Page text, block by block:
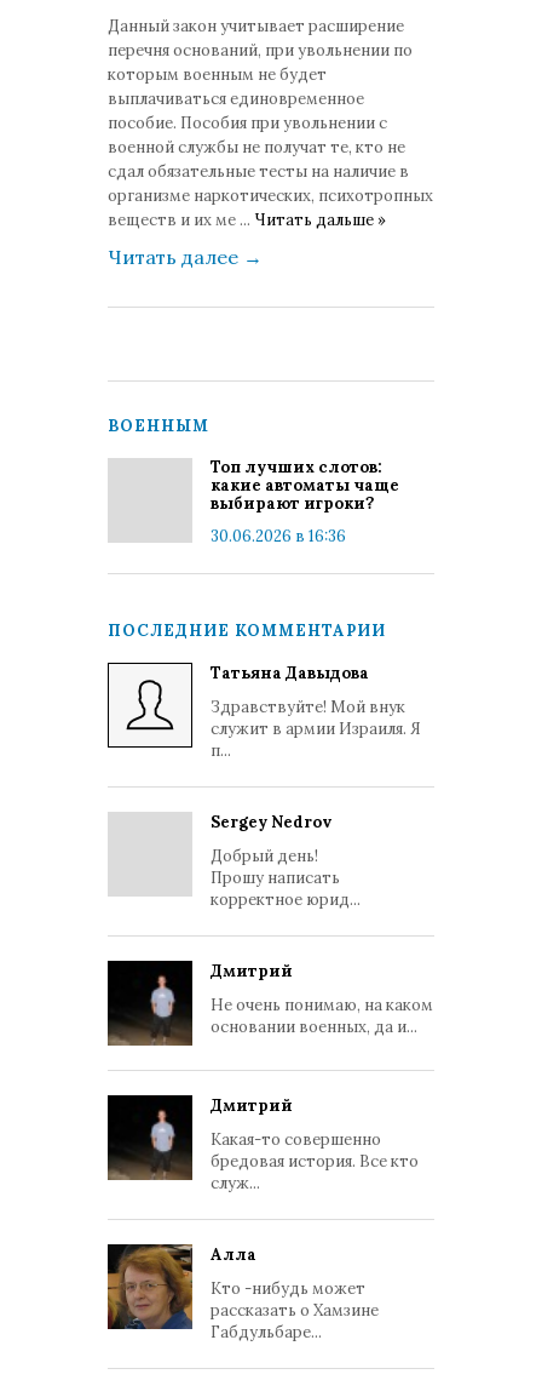
Данный закон учитывает расширение
перечня оснований, при увольнении по
которым военным не будет
выплачиваться единовременное
пособие. Пособия при увольнении с
военной службы не получат те, кто не
сдал обязательные тесты на наличие в
организме наркотических, психотропных
веществ и их ме ... Читать дальше »
Читать далее →
ВОЕННЫМ
Топ лучших слотов:
какие автоматы чаще
выбирают игроки?
30.06.2026 в 16:36
ПОСЛЕДНИЕ КОММЕНТАРИИ
Татьяна Давыдова
Здравствуйте! Мой внук
служит в армии Израиля. Я
п...
Sergey Nedrov
Добрый день!
Прошу написать
корректное юрид...
Дмитрий
Не очень понимаю, на каком
основании военных, да и...
Дмитрий
Какая-то совершенно
бредовая история. Все кто
служ...
Алла
Кто -нибудь может
рассказать о Хамзине
Габдульбаре...